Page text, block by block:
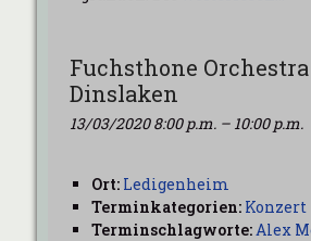
Fuchsthone Orchestra
Dinslaken
13/03/2020 8:00 p.m. – 10:00 p.m.
Ort: Ledigenheim
Terminkategorien: Konzert
Terminschlagworte:Alex